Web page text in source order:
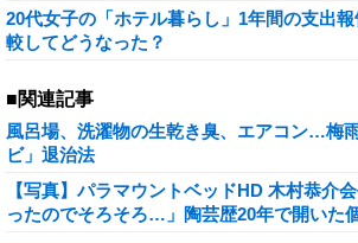
20代女子の「ホテル暮らし」1年間の支出
較してどうなった？
■関連記事
風呂場、洗濯物の生乾き臭、エアコン…梅
ビ」退治法
【写真】パラマウントベッドHD 木村恭介
ったのでそろそろ…」陶芸歴20年で開いた